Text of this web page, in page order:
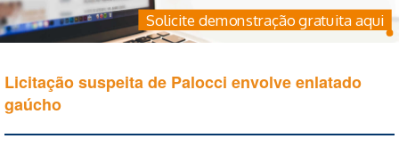
Solicite demonstração gratuita aqui
Licitação suspeita de Palocci envolve enlatado
gaúcho